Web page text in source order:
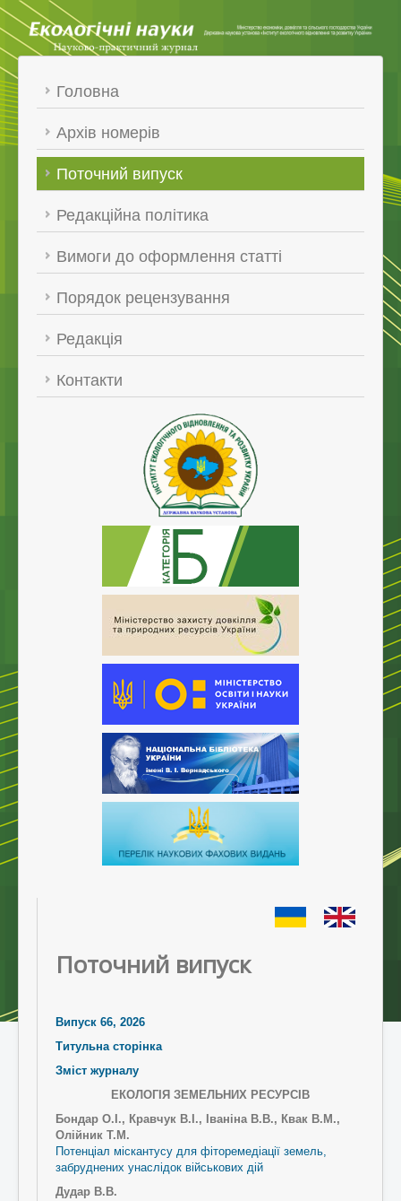
Головна
Архів номерів
Поточний випуск
Редакційна політика
Вимоги до оформлення статті
Порядок рецензування
Редакція
Контакти
Поточний випуск
Випуск 66, 2026
Титульна сторінка
Зміст журналу
ЕКОЛОГІЯ ЗЕМЕЛЬНИХ РЕСУРСІВ
Бондар О.І., Кравчук В.І., Іваніна В.В., Квак В.М.,
Олійник Т.М.
Потенціал міскантусу для фіторемедіації земель,
забруднених унаслідок військових дій
Дудар В.В.